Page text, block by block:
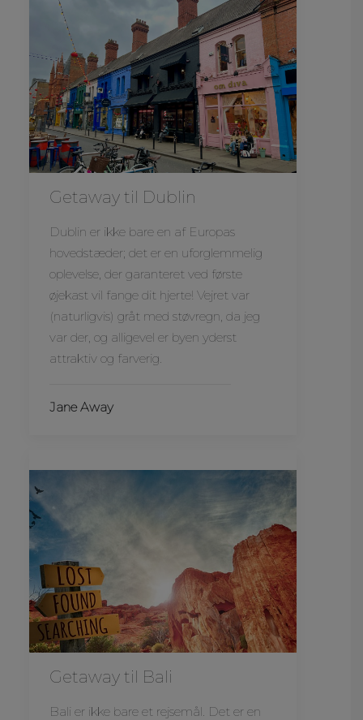
Getaway til Dublin
Dublin er ikke bare en af Europas
hovedstæder; det er en uforglemmelig
oplevelse, der garanteret ved første
øjekast vil fange dit hjerte! Vejret var
(naturligvis) gråt med støvregn, da jeg
var der, og alligevel er byen yderst
attraktiv og farverig.
Jane Away
Getaway til Bali
Bali er ikke bare et rejsemål. Det er en